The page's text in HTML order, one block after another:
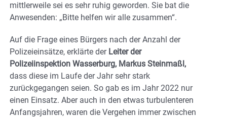
mittlerweile sei es sehr ruhig geworden. Sie bat die
Anwesenden: „Bitte helfen wir alle zusammen“.
Auf die Frage eines Bürgers nach der Anzahl der
Polizeieinsätze, erklärte der Leiter der
Polizeiinspektion Wasserburg, Markus Steinmaßl,
dass diese im Laufe der Jahr sehr stark
zurückgegangen seien. So gab es im Jahr 2022 nur
einen Einsatz. Aber auch in den etwas turbulenteren
Anfangsjahren, waren die Vergehen immer zwischen